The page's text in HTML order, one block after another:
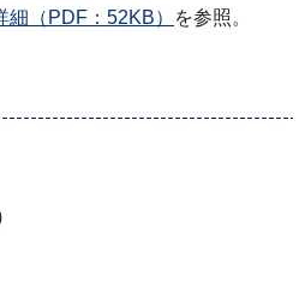
細（PDF：52KB） を参照。